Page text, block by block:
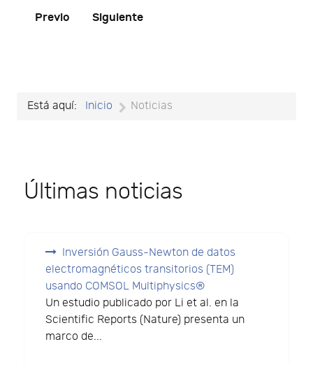
Previo Siguiente
Está aquí: Inicio Noticias
Últimas noticias
Inversión Gauss-Newton de datos
electromagnéticos transitorios (TEM)
usando COMSOL Multiphysics®
Un estudio publicado por Li et al. en la
Scientific Reports (Nature) presenta un
marco de...